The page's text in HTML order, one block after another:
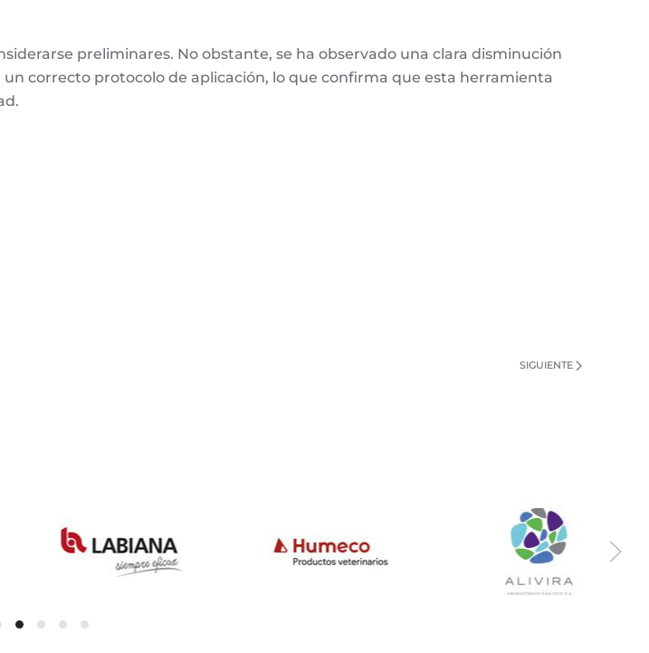
preliminares. No obstante, se ha observado una clara disminución
correcto protocolo de aplicación, lo que confirma que esta herramienta
SIGUIENTE